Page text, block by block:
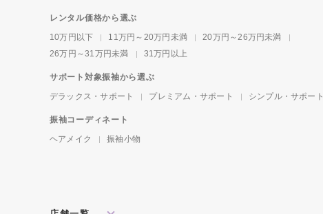
レンタル価格から選ぶ
10万円以下
11万円～20万円未満
20万円～26万円未満
26万円～31万円未満
31万円以上
サポート対象振袖から選ぶ
デラックス・サポート
プレミアム・サポート シンプル・サポート
振袖コーディネート
ヘアメイク
振袖小物